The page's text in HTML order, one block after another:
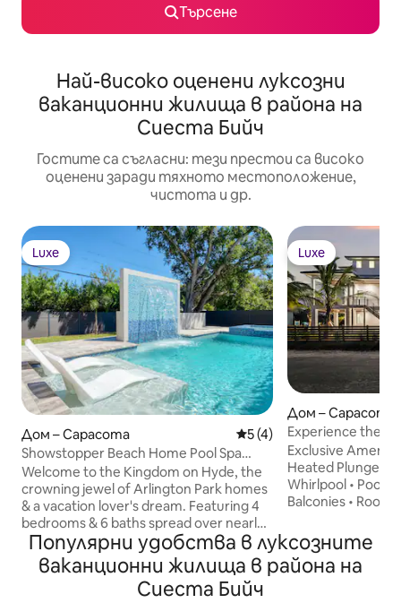
Търсене
Най-високо оценени луксозни
ваканционни жилища в района на
Сиеста Бийч
Гостите са съгласни: тези престои са високо
оценени заради тяхното местоположение,
чистота и др.
Luxe
Luxe
Дом – Сарасота Средна оценка: 5 от 5,
5 (4)
Showstopper Beach Home Pool Spa
Waterfall Elevator
Welcome to the Kingdom on Hyde, the
crowning jewel of Arlington Park homes
& a vacation lover's dream. Featuring 4
bedrooms & 6 baths spread over nearly
4000 sq ft w/ 20ft soaring ceilings. This
jewel box features a heated pool & spa
with dramatic 8ft waterfall feature,
Thermador Appliances, commercial
Luxe
Luxe
Дом – Сарасота
Experience the
Luxury
Exclusive
Heated Plunge
Whirlpool • Pool
Balconies • Roof
Minute Walk to
of Rocks • Just a
Key Village &
Популярни удобства в луксозните
ваканционни жилища в района на
Сиеста Бийч